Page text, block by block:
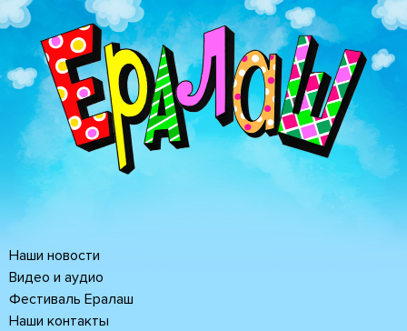
Перейти
основному
содержанию
Основная
навигация
Наши новости
Видео и аудио
Фестиваль Ералаш
Наши контакты